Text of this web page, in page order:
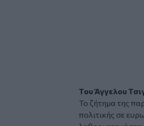
Του Άγγελου
Το ζήτημα της
πολιτικής σε